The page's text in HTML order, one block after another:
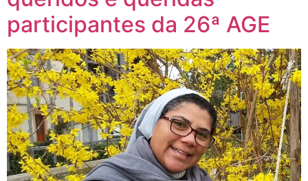
participantes da 26ª AGE